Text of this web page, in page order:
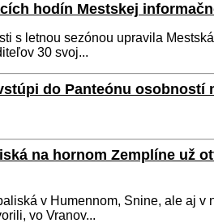
hodín Mestskej
s letnou sezónou upravila
30 svoj...
do Panteónu osobností
na hornom Zemplíne už
v Humennom, Snine, ale aj
vo Vranov...